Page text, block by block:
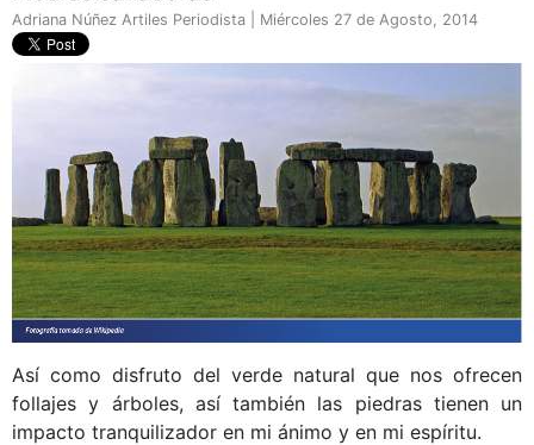
Adriana Núñez Artiles Periodista | Miércoles 27 de Agosto, 2014
Así como disfruto del verde natural que nos ofrecen
follajes y árboles, así también las piedras tienen un
impacto tranquilizador en mi ánimo y en mi espíritu.